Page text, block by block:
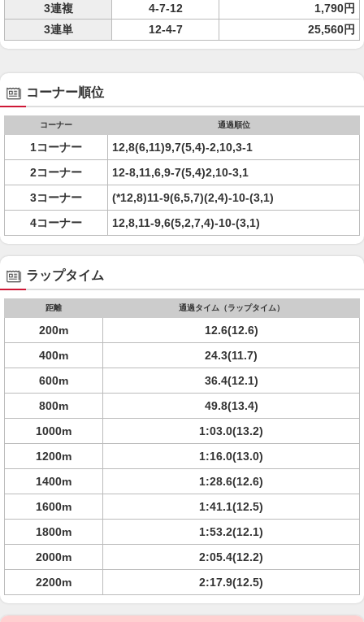
3連複
4-7-12
1,790円
3連単
12-4-7 25,560円
コーナー順位
コーナー 通過順位
1コーナー
12,8(6,11)9,7(5,4)-2,10,3-1
2コーナー
12-8,11,6,9-7(5,4)2,10-3,1
3コーナー
(*12,8)11-9(6,5,7)(2,4)-10-(3,1)
4コーナー
12,8,11-9,6(5,2,7,4)-10-(3,1)
ラップタイム
距離 通過タイム（ラップタイム）
200m
12.6(12.6)
400m
24.3(11.7)
600m
36.4(12.1)
800m
49.8(13.4)
1000m
1:03.0(13.2)
1200m
1:16.0(13.0)
1400m
1:28.6(12.6)
1600m
1:41.1(12.5)
1800m
1:53.2(12.1)
2000m
2:05.4(12.2)
2200m
2:17.9(12.5)